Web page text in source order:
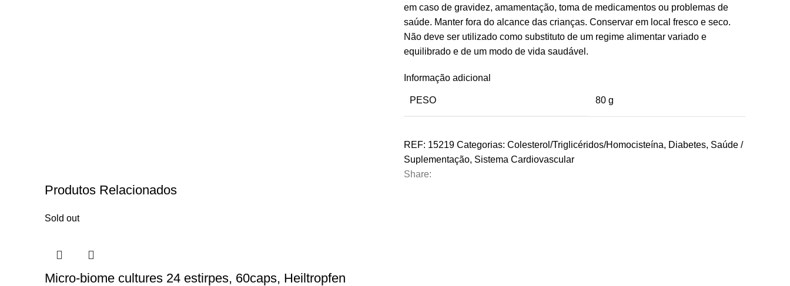
em caso de gravidez, amamentação, toma de medicamentos ou problemas de
saúde. Manter fora do alcance das crianças. Conservar em local fresco e seco.
Não deve ser utilizado como substituto de um regime alimentar variado e
equilibrado e de um modo de vida saudável.
Informação adicional
PESO 80 g
REF: 15219 Categorias: Colesterol/Triglicéridos/Homocisteína, Diabetes, Saúde /
Suplementação, Sistema Cardiovascular
Share:
Produtos Relacionados
Sold out
Micro-biome cultures 24 estirpes, 60caps, Heiltropfen